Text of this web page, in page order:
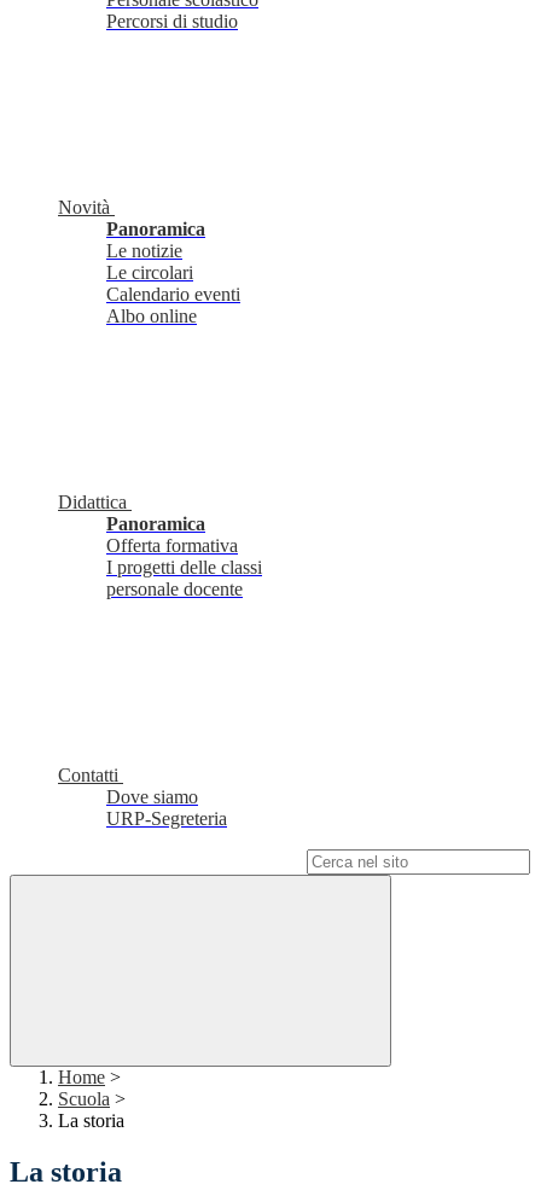
Percorsi di studio
Novità
Panoramica
Le notizie
Le circolari
Calendario eventi
Albo online
Didattica
Panoramica
Offerta formativa
I progetti delle classi
personale docente
Contatti
Dove siamo
URP-Segreteria
Home >
Scuola >
La storia
La storia